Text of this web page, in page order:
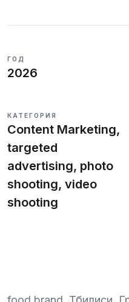
ГОД
2026
КАТЕГОРИЯ
Content Marketing,
targeted
advertising, photo
shooting, video
shooting